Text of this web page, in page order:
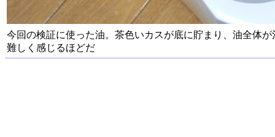
今回の検証に使った油。茶色いカスが底に貯まり、油全体
難しく感じるほどだ